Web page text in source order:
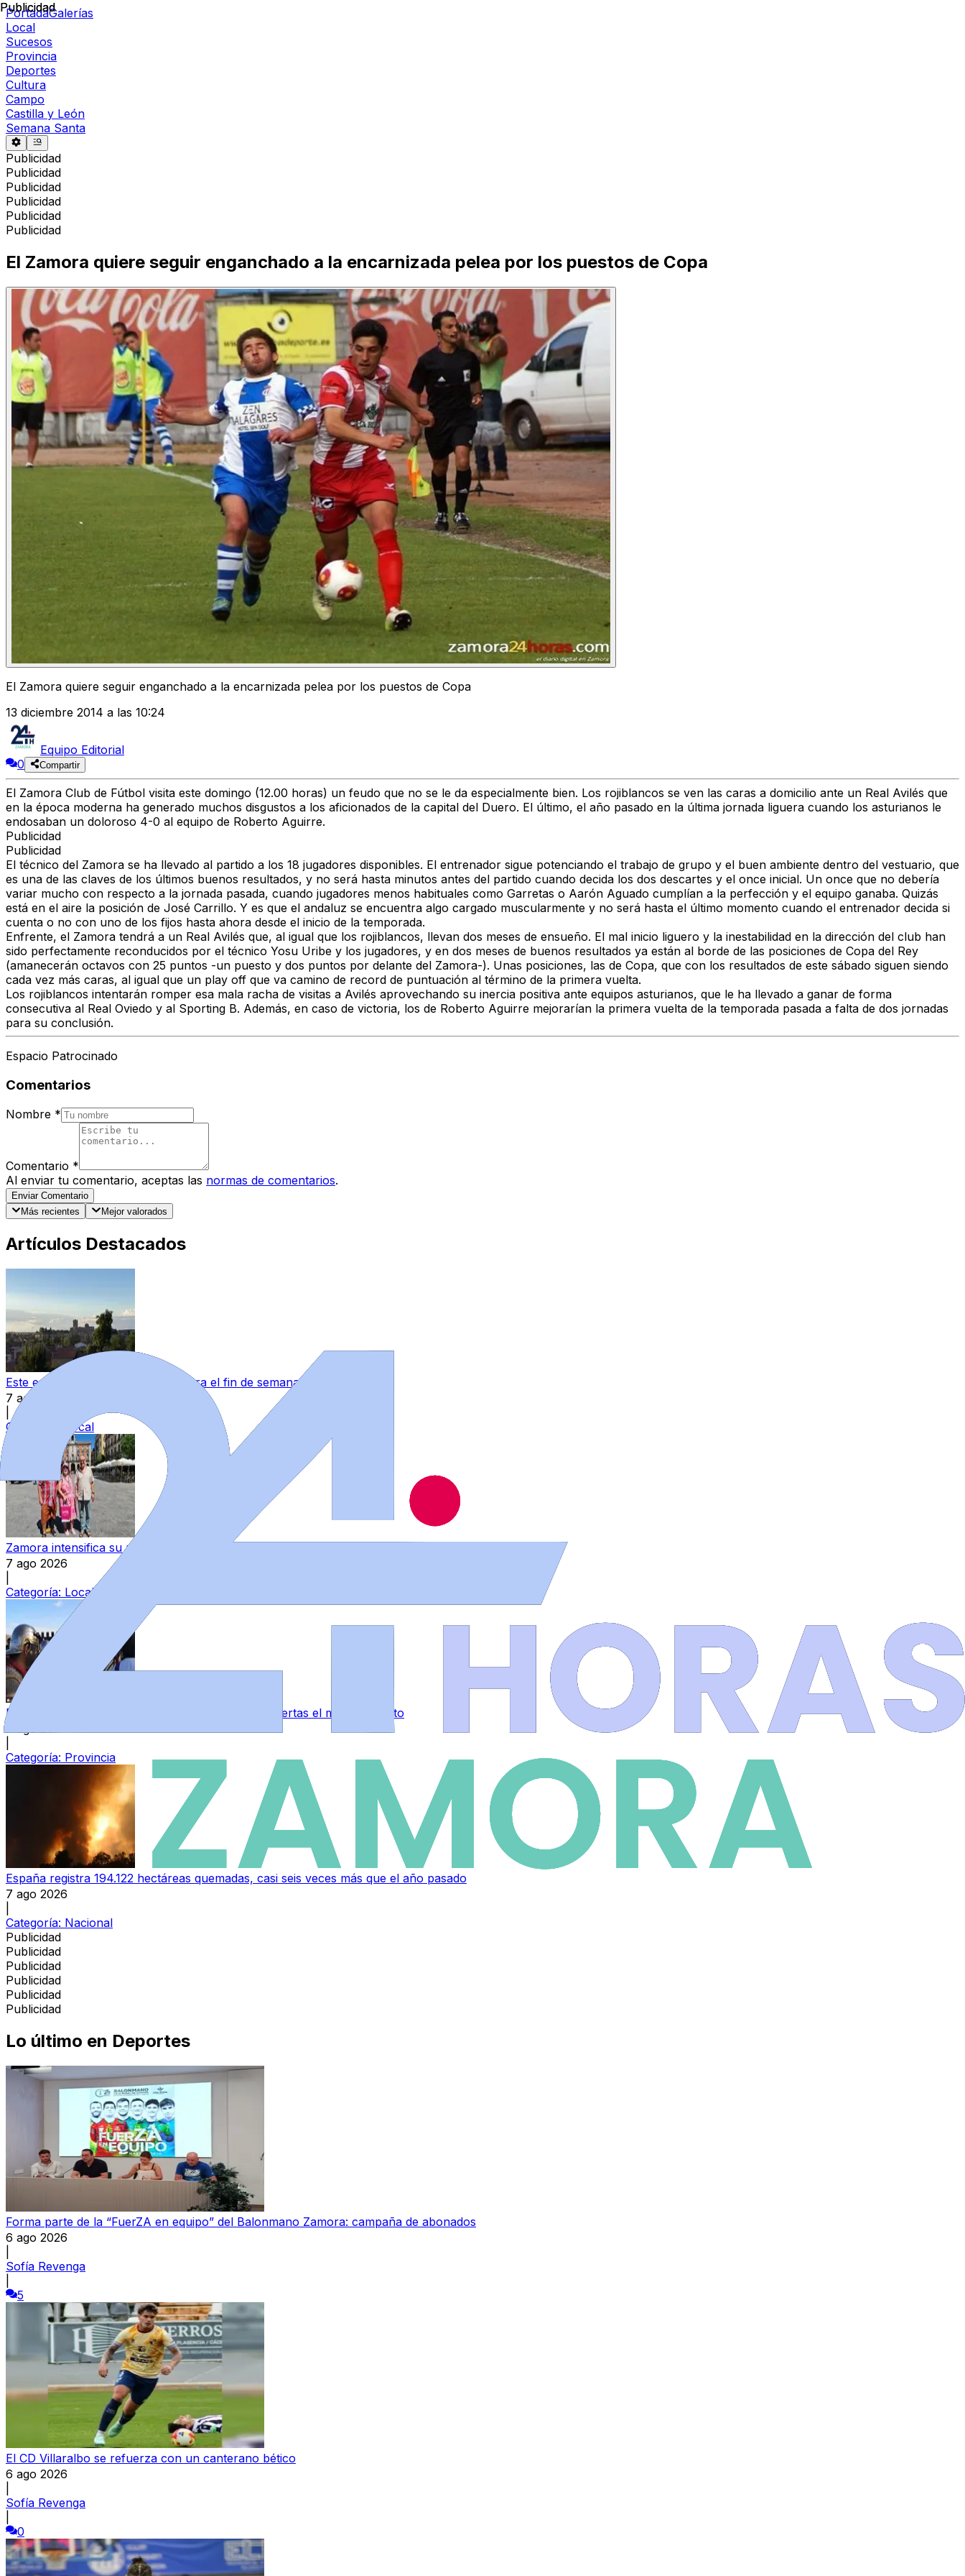
PortadaGalerías
Local
Sucesos
Provincia
Deportes
Cultura
Campo
Castilla y León
Semana Santa
Publicidad
Publicidad
Publicidad
Publicidad
Publicidad
Publicidad
Publicidad
El Zamora quiere seguir enganchado a la encarnizada pelea por los puestos de Copa
El Zamora quiere seguir enganchado a la encarnizada pelea por los puestos de Copa
13 diciembre 2014 a las 10:24
Equipo Editorial
0
Compartir
El Zamora Club de Fútbol visita este domingo (12.00 horas) un feudo que no se le da especialmente bien. Los rojiblancos se ven las caras a domicilio ante un Real Avilés que
en la época moderna ha generado muchos disgustos a los aficionados de la capital del Duero. El último, el año pasado en la última jornada liguera cuando los asturianos le
endosaban un doloroso 4-0 al equipo de Roberto Aguirre.
Publicidad
Publicidad
El técnico del Zamora se ha llevado al partido a los 18 jugadores disponibles. El entrenador sigue potenciando el trabajo de grupo y el buen ambiente dentro del vestuario, que
es una de las claves de los últimos buenos resultados, y no será hasta minutos antes del partido cuando decida los dos descartes y el once inicial. Un once que no debería
variar mucho con respecto a la jornada pasada, cuando jugadores menos habituales como Garretas o Aarón Aguado cumplían a la perfección y el equipo ganaba. Quizás
está en el aire la posición de José Carrillo. Y es que el andaluz se encuentra algo cargado muscularmente y no será hasta el último momento cuando el entrenador decida si
cuenta o no con uno de los fijos hasta ahora desde el inicio de la temporada.
Enfrente, el Zamora tendrá a un Real Avilés que, al igual que los rojiblancos, llevan dos meses de ensueño. El mal inicio liguero y la inestabilidad en la dirección del club han
sido perfectamente reconducidos por el técnico Yosu Uribe y los jugadores, y en dos meses de buenos resultados ya están al borde de las posiciones de Copa del Rey
(amanecerán octavos con 25 puntos -un puesto y dos puntos por delante del Zamora-). Unas posiciones, las de Copa, que con los resultados de este sábado siguen siendo
cada vez más caras, al igual que un play off que va camino de record de puntuación al término de la primera vuelta.
Los rojiblancos intentarán romper esa mala racha de visitas a Avilés aprovechando su inercia positiva ante equipos asturianos, que le ha llevado a ganar de forma
consecutiva al Real Oviedo y al Sporting B. Además, en caso de victoria, los de Roberto Aguirre mejorarían la primera vuelta de la temporada pasada a falta de dos jornadas
para su conclusión.
Espacio Patrocinado
Comentarios
Nombre *
Comentario *
Al enviar tu comentario, aceptas las normas de comentarios.
Enviar Comentario
Más recientes
Mejor valorados
Artículos Destacados
Este es el tiempo que se espera para el fin de semana en Zamora
7 ago 2026
Categoría:
Local
Zamora intensifica su promoción turística en Alemania para captar "turismo internacional de calidad"
7 ago 2026
Categoría: Local
El campamento romano Pentavonium abre sus puertas el mes de agosto
7 ago 2026
Categoría: Provincia
España registra 194.122 hectáreas quemadas, casi seis veces más que el año pasado
7 ago 2026
Categoría: Nacional
Publicidad
Publicidad
Publicidad
Publicidad
Publicidad
Publicidad
Lo último en Deportes
Forma parte de la “FuerZA en equipo” del Balonmano Zamora: campaña de abonados
6 ago 2026
Sofía Revenga
5
El CD Villaralbo se refuerza con un canterano bético
6 ago 2026
Sofía Revenga
0
Publicidad